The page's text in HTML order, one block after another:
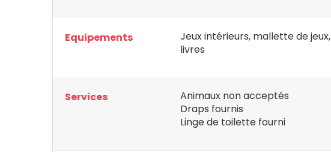
Equipements
Jeux intérieurs, mallette de jeux,
livres
Services
Animaux non acceptés
Draps fournis
Linge de toilette fourni